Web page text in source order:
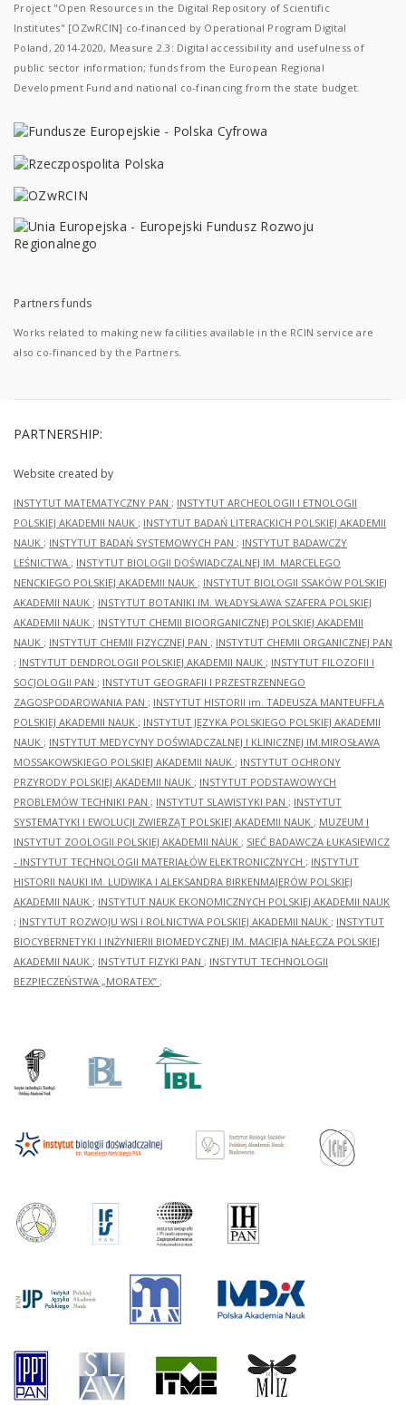
Project "Open Resources in the Digital Repository of Scientific
Institutes" [OZwRCIN] co-financed by Operational Program Digital
Poland, 2014-2020, Measure 2.3: Digital accessibility and usefulness of
public sector information; funds from the European Regional
Development Fund and national co-financing from the state budget.
Partners funds
Works related to making new facilities available in the RCIN service are
also co-financed by the Partners.
PARTNERSHIP:
Website created by
INSTYTUT MATEMATYCZNY PAN ; INSTYTUT ARCHEOLOGII I ETNOLOGII
POLSKIEJ AKADEMII NAUK ; INSTYTUT BADAŃ LITERACKICH POLSKIEJ AKADEMII
NAUK ; INSTYTUT BADAŃ SYSTEMOWYCH PAN ; INSTYTUT BADAWCZY
LEŚNICTWA ; INSTYTUT BIOLOGII DOŚWIADCZALNEJ IM. MARCELEGO
NENCKIEGO POLSKIEJ AKADEMII NAUK ; INSTYTUT BIOLOGII SSAKÓW POLSKIEJ
AKADEMII NAUK ; INSTYTUT BOTANIKI IM. WŁADYSŁAWA SZAFERA POLSKIEJ
AKADEMII NAUK ; INSTYTUT CHEMII BIOORGANICZNEJ POLSKIEJ AKADEMII
NAUK ; INSTYTUT CHEMII FIZYCZNEJ PAN ; INSTYTUT CHEMII ORGANICZNEJ PAN
; INSTYTUT DENDROLOGII POLSKIEJ AKADEMII NAUK ; INSTYTUT FILOZOFII I
SOCJOLOGII PAN ; INSTYTUT GEOGRAFII I PRZESTRZENNEGO
ZAGOSPODAROWANIA PAN ; INSTYTUT HISTORII im. TADEUSZA MANTEUFFLA
POLSKIEJ AKADEMII NAUK ; INSTYTUT JĘZYKA POLSKIEGO POLSKIEJ AKADEMII
NAUK ; INSTYTUT MEDYCYNY DOŚWIADCZALNEJ I KLINICZNEJ IM.MIROSŁAWA
MOSSAKOWSKIEGO POLSKIEJ AKADEMII NAUK ; INSTYTUT OCHRONY
PRZYRODY POLSKIEJ AKADEMII NAUK ; INSTYTUT PODSTAWOWYCH
PROBLEMÓW TECHNIKI PAN ; INSTYTUT SLAWISTYKI PAN ; INSTYTUT
SYSTEMATYKI I EWOLUCJI ZWIERZĄT POLSKIEJ AKADEMII NAUK ; MUZEUM I
INSTYTUT ZOOLOGII POLSKIEJ AKADEMII NAUK ; SIEĆ BADAWCZA ŁUKASIEWICZ
- INSTYTUT TECHNOLOGII MATERIAŁÓW ELEKTRONICZNYCH ; INSTYTUT
HISTORII NAUKI IM. LUDWIKA I ALEKSANDRA BIRKENMAJERÓW POLSKIEJ
AKADEMII NAUK ; INSTYTUT NAUK EKONOMICZNYCH POLSKIEJ AKADEMII NAUK
; INSTYTUT ROZWOJU WSI I ROLNICTWA POLSKIEJ AKADEMII NAUK ; INSTYTUT
BIOCYBERNETYKI I INŻYNIERII BIOMEDYCZNEJ IM. MACIEJA NAŁĘCZA POLSKIEJ
AKADEMII NAUK ; INSTYTUT FIZYKI PAN ; INSTYTUT TECHNOLOGII
BEZPIECZEŃSTWA „MORATEX” ;